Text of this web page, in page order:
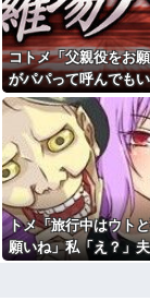
【卑怯な女】 い
相手をイビる同期S
よコラ！」地味な私
選んでデカい事言っ
えよ」S「え…」→
大学時代に何故か
子学生がいた。学部
の垣根を問わずに
会に呼ばれていた
彼氏とのデートの
「端数の25円出し
したらこうなった
今育休中。夫に「
大変だったねありが
を掛けてもらえたら
伝えたら「俺に褒め
コトメ「父親役をお
がパパって呼んでも
那「それは無理」→
騒ぎにな
トメ「旅行中はウト
願いね」私「え？」